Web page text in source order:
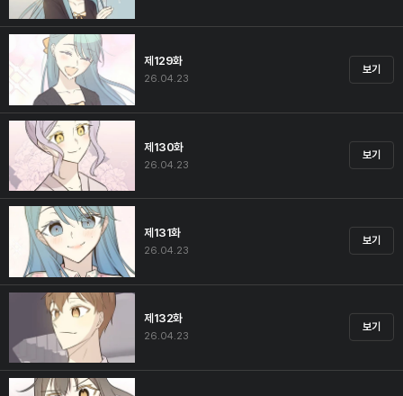
제129화
26.04.23
보기
제130화
26.04.23
보기
제131화
26.04.23
보기
제132화
26.04.23
보기